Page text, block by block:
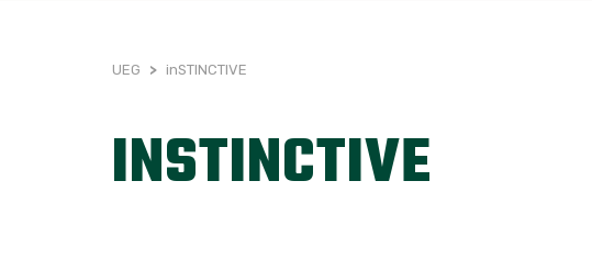
UEG > inSTINCTIVE
INSTINCTIVE